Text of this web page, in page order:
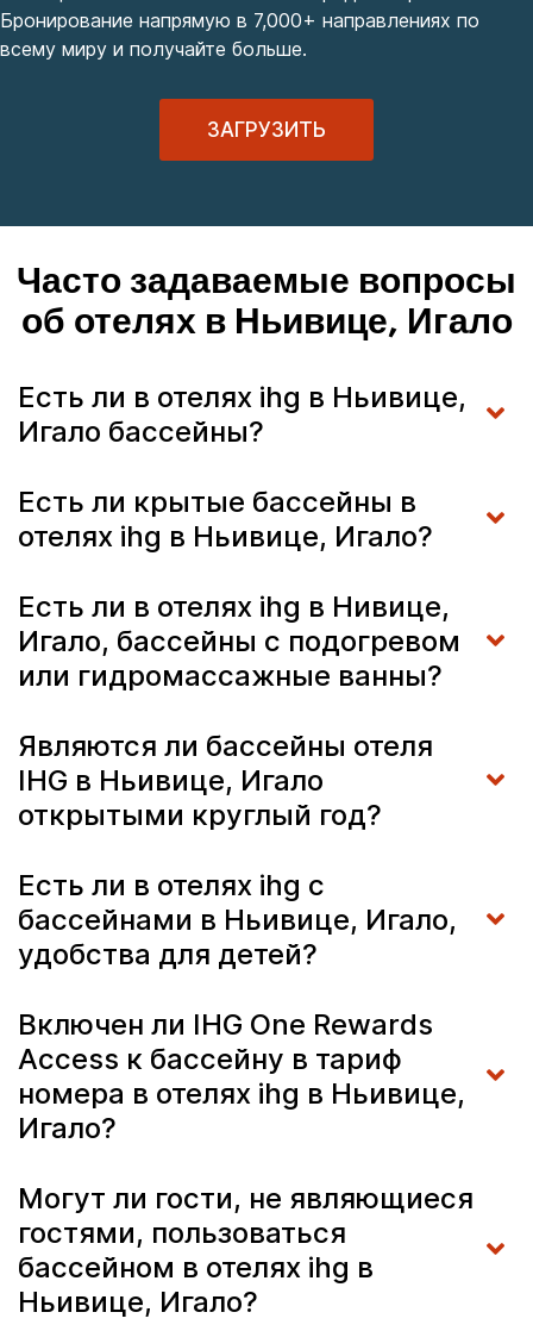
Бронирование напрямую в 7,000+ направлениях по
всему миру и получайте больше.
ЗАГРУЗИТЬ
Часто задаваемые вопросы
об отелях в Ньивице, Игало
Есть ли в отелях ihg в Ньивице,
Игало бассейны?
Есть ли крытые бассейны в
отелях ihg в Ньивице, Игало?
Есть ли в отелях ihg в Нивице,
Игало, бассейны с подогревом
или гидромассажные ванны?
Являются ли бассейны отеля
IHG в Ньивице, Игало
открытыми круглый год?
Есть ли в отелях ihg с
бассейнами в Ньивице, Игало,
удобства для детей?
Включен ли IHG One Rewards
Access к бассейну в тариф
номера в отелях ihg в Ньивице,
Игало?
Могут ли гости, не являющиеся
гостями, пользоваться
бассейном в отелях ihg в
Ньивице, Игало?